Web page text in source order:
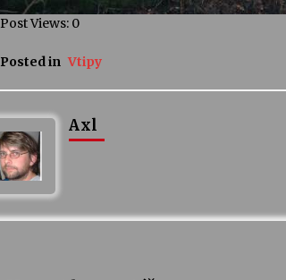
Post Views: 0
Posted in Vtipy
Axl